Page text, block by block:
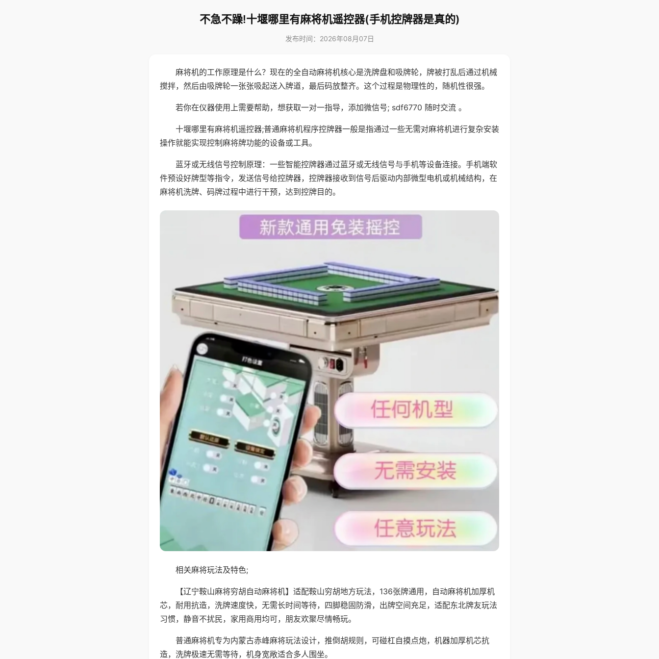
不急不躁!十堰哪里有麻将机遥控器(手机控牌器是真的)
发布时间：2026年08月07日
麻将机的工作原理是什么？现在的全自动麻将机核心是洗牌盘和吸牌轮，牌被打乱后通过机械
搅拌，然后由吸牌轮一张张吸起送入牌道，最后码放整齐。这个过程是物理性的，随机性很强。
若你在仪器使用上需要帮助，想获取一对一指导，添加微信号; sdf6770 随时交流 。
十堰哪里有麻将机遥控器;普通麻将机程序控牌器一般是指通过一些无需对麻将机进行复杂安装
操作就能实现控制麻将牌功能的设备或工具。
蓝牙或无线信号控制原理：一些智能控牌器通过蓝牙或无线信号与手机等设备连接。手机端软
件预设好牌型等指令，发送信号给控牌器，控牌器接收到信号后驱动内部微型电机或机械结构，在
麻将机洗牌、码牌过程中进行干预，达到控牌目的。
相关麻将玩法及特色;
【辽宁鞍山麻将穷胡自动麻将机】适配鞍山穷胡地方玩法，136张牌通用，自动麻将机加厚机
芯，耐用抗造，洗牌速度快，无需长时间等待，四脚稳固防滑，出牌空间充足，适配东北牌友玩法
习惯，静音不扰民，家用商用均可，朋友欢聚尽情畅玩。
普通麻将机专为内蒙古赤峰麻将玩法设计，推倒胡规则，可碰杠自摸点炮，机器加厚机芯抗
造，洗牌极速无需等待，机身宽敞适合多人围坐。